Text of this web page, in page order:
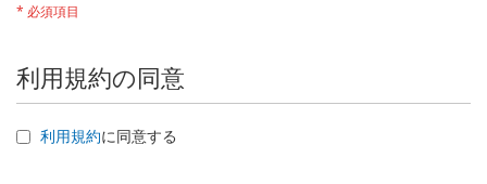
利用規約の同意
利用規約に同意する